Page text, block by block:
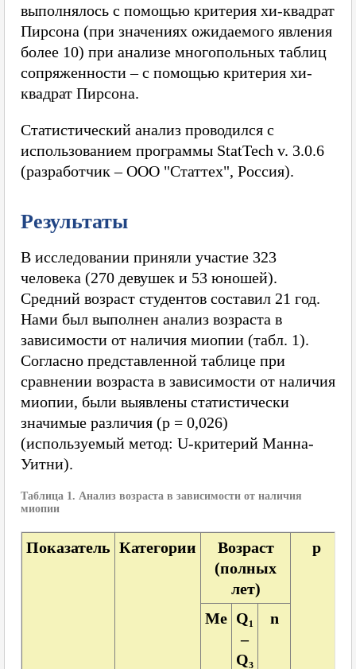
выполнялось с помощью критерия хи-квадрат
Пирсона (при значениях ожидаемого явления
более 10) при анализе многопольных таблиц
сопряженности – с помощью критерия хи-
квадрат Пирсона.
Статистический анализ проводился с
использованием программы StatTech v. 3.0.6
(разработчик – ООО "Статтех", Россия).
Результаты
В исследовании приняли участие 323
человека (270 девушек и 53 юношей).
Средний возраст студентов составил 21 год.
Нами был выполнен анализ возраста в
зависимости от наличия миопии (табл. 1).
Согласно представленной таблице при
сравнении возраста в зависимости от наличия
миопии, были выявлены статистически
значимые различия (p = 0,026)
(используемый метод: U-критерий Манна-
Уитни).
Таблица 1. Анализ возраста в зависимости от наличия
миопии
Показатель Категории
Возраст
(полных
лет)
p
Me Q₁
–
Q₃
n